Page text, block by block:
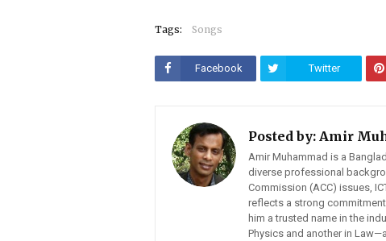
Tags: Songs
Facebook Twitter
Posted by: Amir
Amir Muhammad is a
diverse professional
Commission (ACC) issues,
reflects a strong
him a trusted name in the
Physics and another in